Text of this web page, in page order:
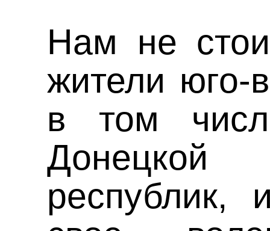
Нам не
жители юго-
в том
республик,